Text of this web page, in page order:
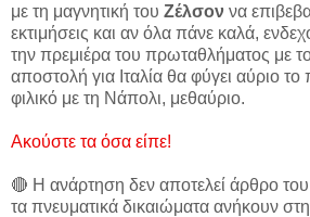
με τη μαγνητική του Ζέλσον να
εκτιμήσεις και αν όλα πάνε καλά,
την πρεμιέρα του πρωταθλήματος με
αποστολή για Ιταλία θα φύγει αύριο
φιλικό με τη Νάπολι, μεθαύριο.
Ακούστε τα όσα είπε!
🔴 Η ανάρτηση δεν αποτελεί άρθρο
τα πνευματικά δικαιώματα ανήκουν